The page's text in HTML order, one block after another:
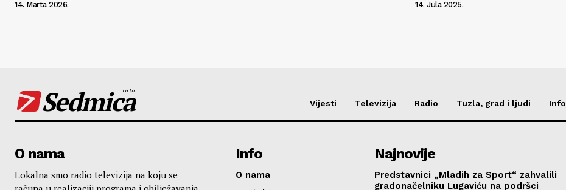
14. Marta 2026. 14. Jula 2025.
Sedmica
info
Vijesti Televizija Radio Tuzla, grad i ljudi Info
O nama
Lokalna smo radio televizija na koju se
Info
O nama
Najnovije
Predstavnici „Mladih za Sport“ zahvalili
gradonačelniku Lugaviću na podršci